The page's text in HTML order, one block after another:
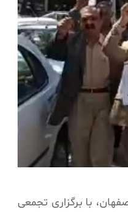
اصفهان، با برگزاری تجمعی